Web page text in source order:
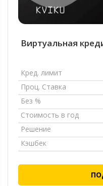
Виртуальная
Кред. лимит
Проц. Ставка
Без %
Стоимость в год
Решение
Кэшбек